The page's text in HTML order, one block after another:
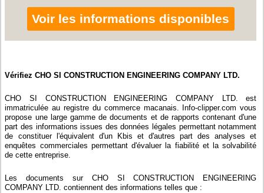
Voir les informations disponibles
Vérifiez CHO SI CONSTRUCTION ENGINEERING COMPANY LTD.
CHO SI CONSTRUCTION ENGINEERING COMPANY LTD. est
immatriculée au registre du commerce macanais. Info-clipper.com vous
propose une large gamme de documents et de rapports contenant d'une
part des informations issues des données légales permettant notamment
de constituer l'équivalent d'un Kbis et d'autres part des analyses et
enquêtes commerciales permettant d'évaluer la fiabilité et la solvabilité
de cette entreprise.
Les documents sur CHO SI CONSTRUCTION ENGINEERING
COMPANY LTD. contiennent des informations telles que :